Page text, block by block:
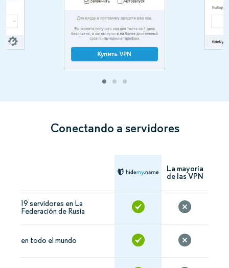
Conectando a servidores
La mayoría
de las VPN
19 servidores en La
Federación de Rusia
en todo el mundo